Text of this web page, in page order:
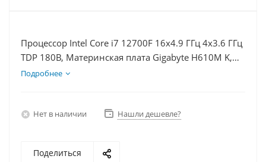
Процессор Intel Core i7 12700F 16x4.9 ГГц 4x3.6 ГГц
TDP 180В, Материнская плата Gigabyte H610M K,
Видеокарта RX 7900XTX 24Гб, Память DDR4 64Gb,
Подробнее
Нет в наличии Нашли дешевле?
Поделиться